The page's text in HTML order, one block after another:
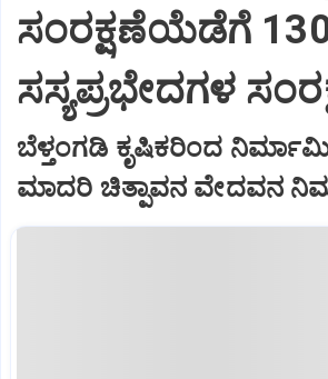
ಸಂರಕ್ಷಣೆಯೆಡೆಗೆ
ಸಸ್ಯಪ್ರಭೇದಗಳ
ಬೆಳ್ತಂಗಡಿ ಕೃಷಿಕರಿಂದ
ಮಾದರಿ ಚಿತ್ಪಾವನ ವೇದವನ